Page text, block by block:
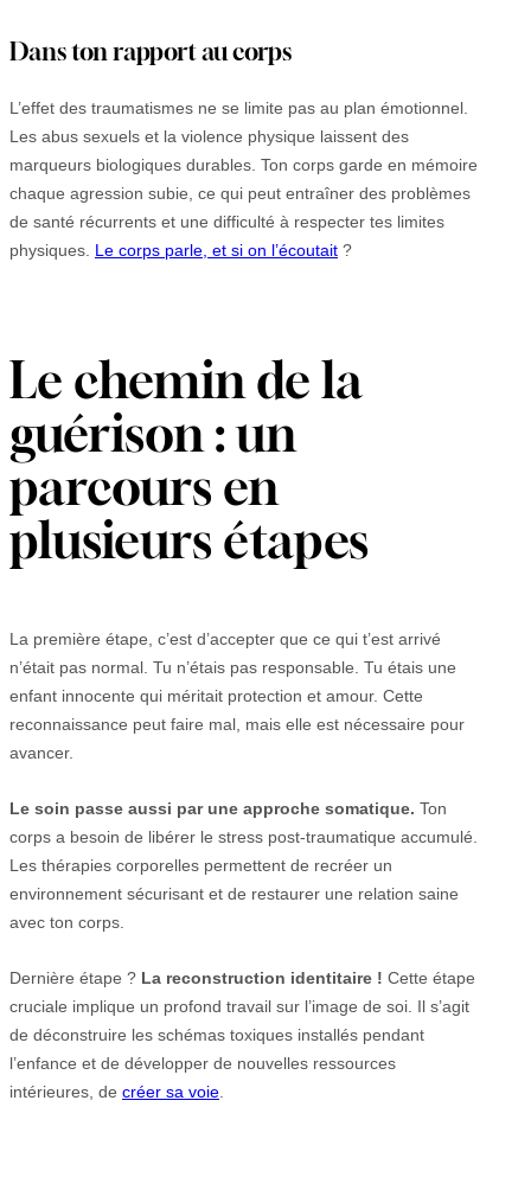
Dans ton rapport au corps
L’effet des traumatismes ne se limite pas au plan émotionnel.
Les abus sexuels et la violence physique laissent des
marqueurs biologiques durables. Ton corps garde en mémoire
chaque agression subie, ce qui peut entraîner des problèmes
de santé récurrents et une difficulté à respecter tes limites
physiques. Le corps parle, et si on l’écoutait ?
Le chemin de la
guérison : un
parcours en
plusieurs étapes
La première étape, c’est d’accepter que ce qui t’est arrivé
n’était pas normal. Tu n’étais pas responsable. Tu étais une
enfant innocente qui méritait protection et amour. Cette
reconnaissance peut faire mal, mais elle est nécessaire pour
avancer.
Le soin passe aussi par une approche somatique. Ton
corps a besoin de libérer le stress post-traumatique accumulé.
Les thérapies corporelles permettent de recréer un
environnement sécurisant et de restaurer une relation saine
avec ton corps.
Dernière étape ? La reconstruction identitaire ! Cette étape
cruciale implique un profond travail sur l’image de soi. Il s’agit
de déconstruire les schémas toxiques installés pendant
l’enfance et de développer de nouvelles ressources
intérieures, de créer sa voie